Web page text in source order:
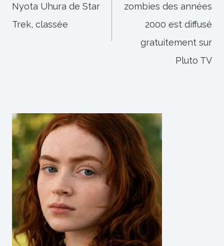
l’article
Nyota Uhura de Star
Trek, classée
zombies des années
2000 est diffusé
gratuitement sur
Pluto TV